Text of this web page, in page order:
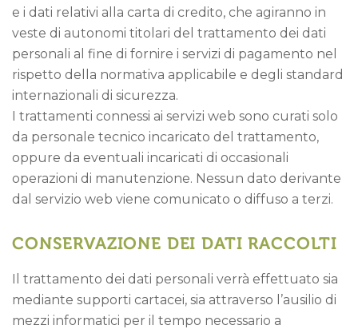
e i dati relativi alla carta di credito, che agiranno in
veste di autonomi titolari del trattamento dei dati
personali al fine di fornire i servizi di pagamento nel
rispetto della normativa applicabile e degli standard
internazionali di sicurezza.
I trattamenti connessi ai servizi web sono curati solo
da personale tecnico incaricato del trattamento,
oppure da eventuali incaricati di occasionali
operazioni di manutenzione. Nessun dato derivante
dal servizio web viene comunicato o diffuso a terzi.
CONSERVAZIONE DEI DATI RACCOLTI
Il trattamento dei dati personali verrà effettuato sia
mediante supporti cartacei, sia attraverso l’ausilio di
mezzi informatici per il tempo necessario a